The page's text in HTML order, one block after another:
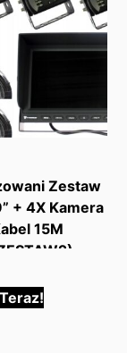
Zestaw
+ 4X Kamera
15M